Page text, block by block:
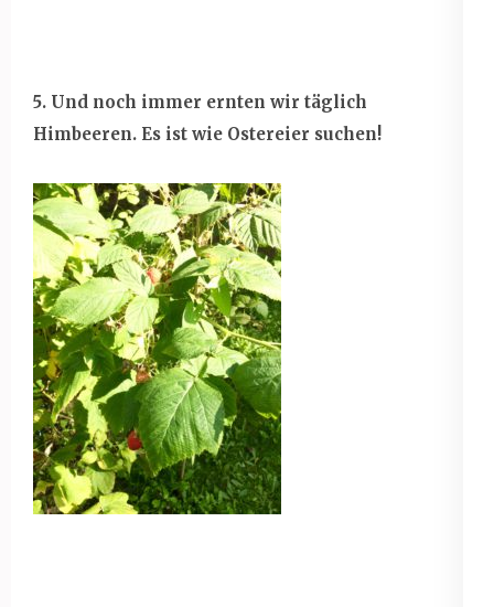
5. Und noch immer ernten wir täglich
Himbeeren. Es ist wie Ostereier suchen!